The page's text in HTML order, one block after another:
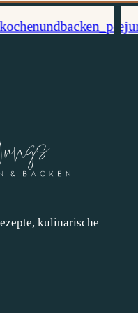
kulinarische